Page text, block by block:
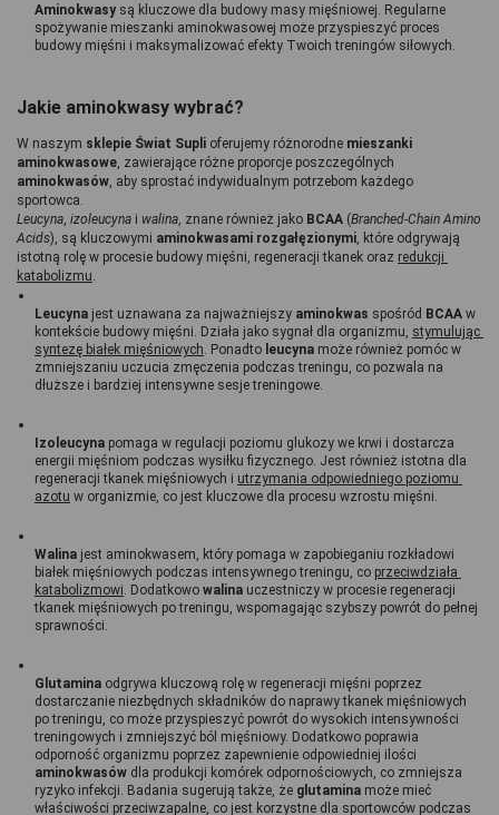
Aminokwasy są kluczowe dla budowy masy mięśniowej. Regularne
spożywanie mieszanki aminokwasowej może przyspieszyć proces
budowy mięśni i maksymalizować efekty Twoich treningów siłowych.
Jakie aminokwasy wybrać?
W naszym sklepie Świat Supli oferujemy różnorodne mieszanki
aminokwasowe
aminokwasów, aby sprostać indywidualnym potrzebom każdego
sportowca.
Leucyna, izoleucyna i walina, znane również jako BCAA (Branched-Chain Amino
Acids), są kluczowymi aminokwasami rozgałęzionymi, które odgrywają
istotną rolę w procesie budowy mięśni, regeneracji tkanek oraz redukcji
katabolizmu.
Leucyna jest uznawana za najważniejszy aminokwas spośród BCAA w
kontekście budowy mięśni. Działa jako sygnał dla organizmu, stymulując
syntezę białek mięśniowych. Ponadto leucyna może również pomóc w
zmniejszaniu uczucia zmęczenia podczas treningu, co pozwala na
dłuższe i bardziej intensywne sesje treningowe.
Izoleucyna pomaga w regulacji poziomu glukozy we krwi i dostarcza
energii mięśniom podczas wysiłku fizycznego. Jest również istotna dla
regeneracji tkanek mięśniowych i utrzymania odpowiedniego poziomu
azotu w organizmie, co jest kluczowe dla procesu wzrostu mięśni.
Walina jest aminokwasem, który pomaga w zapobieganiu rozkładowi
białek mięśniowych podczas intensywnego treningu, co przeciwdziała
katabolizmowi. Dodatkowo walina uczestniczy w procesie regeneracji
tkanek mięśniowych po treningu, wspomagając szybszy powrót do pełnej
sprawności.
Glutamina odgrywa kluczową rolę w regeneracji mięśni poprzez
dostarczanie niezbędnych składników do naprawy tkanek mięśniowych
po treningu, co może przyspieszyć powrót do wysokich intensywności
treningowych i zmniejszyć ból mięśniowy. Dodatkowo poprawia
aminokwasów dla produkcji komórek odpornościowych, co zmniejsza
ryzyko infekcji. Badania sugerują także, że glutamina może mieć
właściwości przeciwzapalne, co jest korzystne dla sportowców podczas